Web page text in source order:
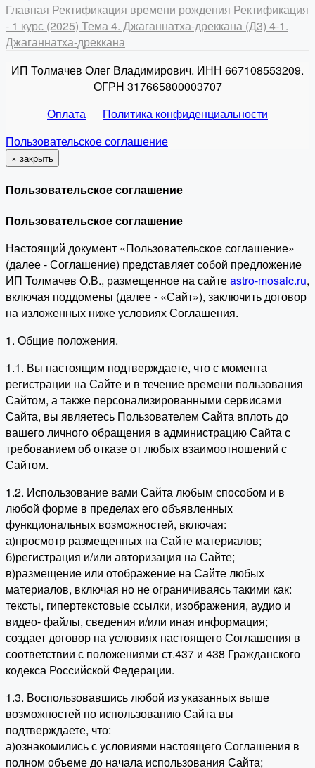
Главная Ректификация времени рождения Ректификация
- 1 курс (2025) Тема 4. Джаганнатха-дреккана (Д3) 4-1.
Джаганнатха-дреккана
ИП Толмачев Олег Владимирович. ИНН 667108553209.
ОГРН 317665800003707
Оплата
Политика конфиденциальности
Пользовательское соглашение
× закрыть
Пользовательское соглашение
Пользовательское соглашение
Настоящий документ «Пользовательское соглашение»
(далее - Соглашение) представляет собой предложение
ИП Толмачев О.В., размещенное на сайтеastro-mosaic.ru,
включая поддомены (далее - «Сайт»), заключить договор
на изложенных ниже условиях Соглашения.
1. Общие положения.
1.1. Вы настоящим подтверждаете, что с момента
регистрации на Сайте и в течение времени пользования
Сайтом, а также персонализированными сервисами
Сайта, вы являетесь Пользователем Сайта вплоть до
вашего личного обращения в администрацию Сайта с
требованием об отказе от любых взаимоотношений с
Сайтом.
1.2. Использование вами Сайта любым способом и в
любой форме в пределах его объявленных
функциональных возможностей, включая:
а)просмотр размещенных на Сайте материалов;
б)регистрация и/или авторизация на Сайте;
в)размещение или отображение на Сайте любых
материалов, включая но не ограничиваясь такими как:
тексты, гипертекстовые ссылки, изображения, аудио и
видео- файлы, сведения и/или иная информация;
создает договор на условиях настоящего Соглашения в
соответствии с положениями ст.437 и 438 Гражданского
кодекса Российской Федерации.
1.3. Воспользовавшись любой из указанных выше
возможностей по использованию Сайта вы
подтверждаете, что:
а)ознакомились с условиями настоящего Соглашения в
полном объеме до начала использования Сайта;